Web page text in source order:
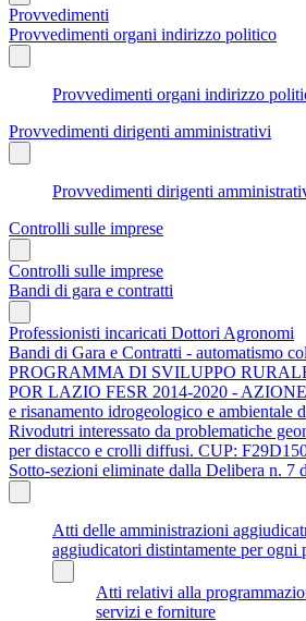
Provvedimenti
Provvedimenti organi indirizzo politico
Provvedimenti organi indirizzo
Provvedimenti dirigenti amministrativi
Provvedimenti dirigenti
Controlli sulle imprese
Controlli sulle imprese
Bandi di gara e contratti
Professionisti incaricati Dottori Agronomi
Bandi di Gara e Contratti - automatismo
PROGRAMMA DI SVILUPPO
POR LAZIO FESR 2014-2020 -
e risanamento idrogeologico e ambientale
Rivodutri interessato da problematiche
per distacco e crolli diffusi. CUP:
Sotto-sezioni eliminate dalla Delibera n. 7
Atti delle amministrazioni
aggiudicatori distintamente per ogni
Atti relativi alla
servizi e forniture